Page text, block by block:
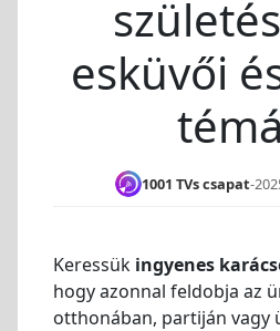
esküvői
1001 TVs csapat-
Keressük ingyenes
hogy azonnal feldobja az
otthonában, partiján vagy